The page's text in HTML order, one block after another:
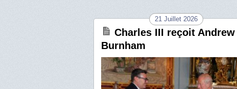
21 Juillet 2026
Charles III reçoit Andrew
Burnham